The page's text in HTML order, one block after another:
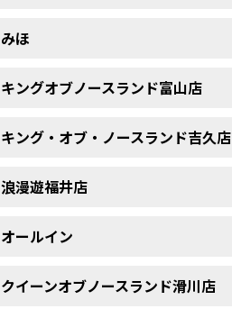
みほ
キングオブノースランド富山店
キング・オブ・ノースランド吉久店
浪漫遊福井店
オールイン
クイーンオブノースランド滑川店